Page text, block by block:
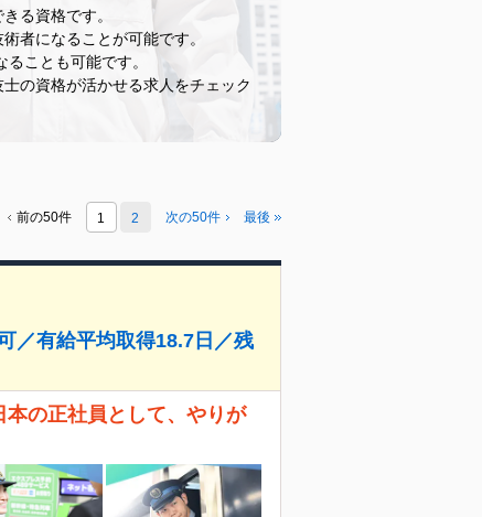
る資格です。
者になることが可能です。
ことも可能です。
の資格が活かせる求人をチェック
前の50件 1 2 次の50件 最後
／有給平均取得18.7日／残
の正社員として、やりが